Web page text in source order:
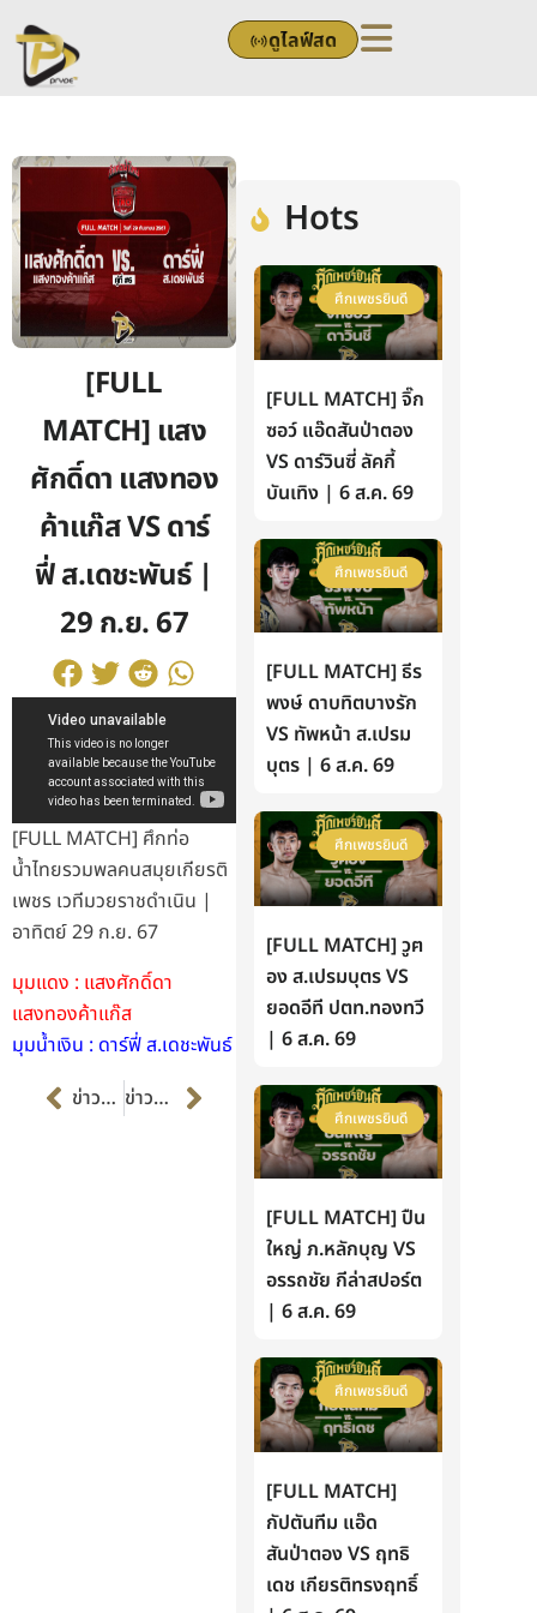
to
content
ดูไลฟ์สด
[FULL
MATCH] แสง
ศักดิ์ดา แสงทอง
ค้าแก๊ส VS ดาร์
ฟี่ ส.เดชะพันธ์ |
29 ก.ย. 67
[FULL MATCH] ศึกท่อ
น้ำไทยรวมพลคนสมุยเกียรติ
เพชร เวทีมวยราชดำเนิน |
อาทิตย์ 29 ก.ย. 67
มุมแดง : แสงศักดิ์ดา
แสงทองค้าแก๊ส
มุมน้ำเงิน : ดาร์ฟี่ ส.เดชะพันธ์
Prevข่าวก่อนหน้า ข่าวต่อไป Next
Hots
ศึกเพชรยินดี
[FULL MATCH] จิ๊ก
ซอว์ แอ๊ดสันป่าตอง
VS ดาร์วินซี่ ลัคกี้
บันเทิง | 6 ส.ค. 69
ศึกเพชรยินดี
[FULL MATCH] ธีร
พงษ์ ดาบทิตบางรัก
VS ทัพหน้า ส.เปรม
บุตร | 6 ส.ค. 69
ศึกเพชรยินดี
[FULL MATCH] วูฅ
อง ส.เปรมบุตร VS
ยอดอีที ปตท.ทองทวี
| 6 ส.ค. 69
ศึกเพชรยินดี
[FULL MATCH] ปืน
ใหญ่ ภ.หลักบุญ VS
อรรถชัย กีล่าสปอร์ต
| 6 ส.ค. 69
ศึกเพชรยินดี
[FULL MATCH]
กัปตันทีม แอ๊ด
สันป่าตอง VS ฤทธิ
เดช เกียรติทรงฤทธิ์